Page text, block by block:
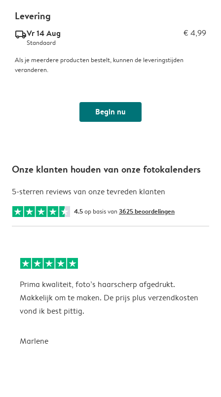
Levering
delivery_standard_v2Vr 14 Aug € 4,99
Standaard
Als je meerdere producten bestelt, kunnen de leveringstijden
veranderen.
Begin nu
Onze klanten houden van onze fotokalenders
5-sterren reviews van onze tevreden klanten
4.5op basis van 3625 beoordelingen
Prima kwaliteit, foto’s haarscherp afgedrukt.
Makkelijk om te maken. De prijs plus verzendkosten
vond ik best pittig.
Marlene